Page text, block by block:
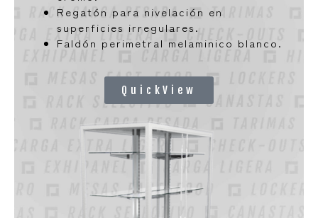
Regatón para nivelación en
superficies irregulares.
Faldón perimetral melaminico blanco.
QuickView